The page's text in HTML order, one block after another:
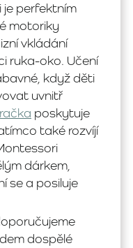
je perfektním
motoriky
vkládání
ruka-oko. Učení
když děti
uvnitř
poskytuje
také rozvíjí
dárkem,
se a posiluje
dospělé